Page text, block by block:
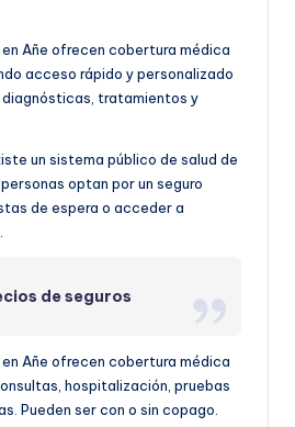
Añe ofrecen cobertura médica
acceso rápido y personalizado
tratamientos y
un sistema público de salud de
optan por un seguro
de espera o acceder a
de seguros
Añe ofrecen cobertura médica
hospitalización, pruebas
Pueden ser con o sin copago.